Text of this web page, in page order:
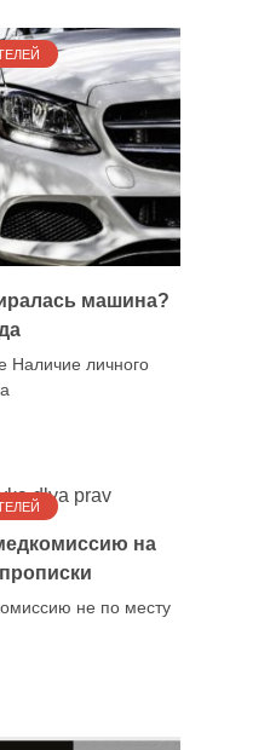
машина?
личного
на
не по месту